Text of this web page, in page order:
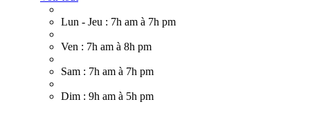
Lun - Jeu : 7h am à 7h pm
Ven : 7h am à 8h pm
Sam : 7h am à 7h pm
Dim : 9h am à 5h pm